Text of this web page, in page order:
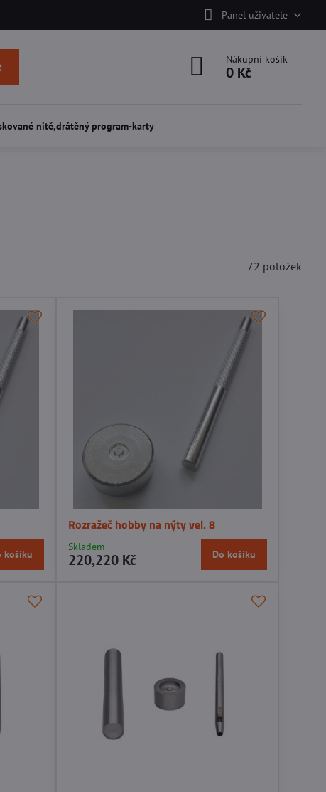
Panel uživatele
Nákupní košík
0 Kč
nitě,drátěný program-karty
72 položek
košíku
Rozražeč hobby na nýty vel. 8
Skladem
220,220 Kč Do košíku